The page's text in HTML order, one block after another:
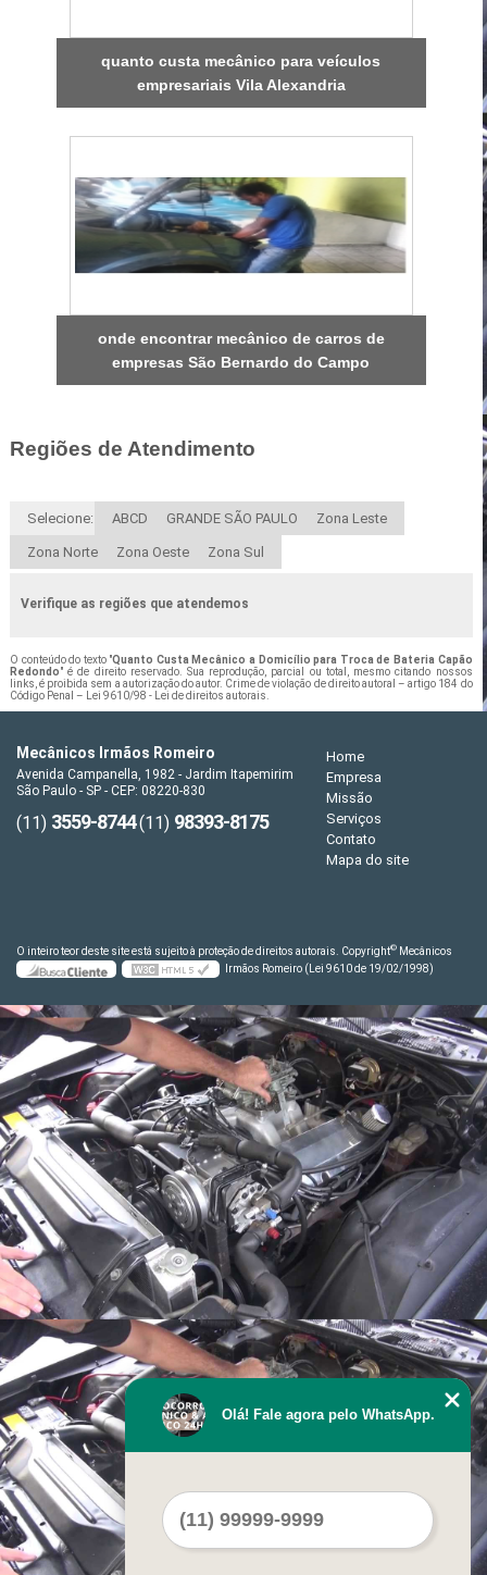
quanto custa mecânico para veículos
empresariais Vila Alexandria
onde encontrar mecânico de carros de
empresas São Bernardo do Campo
Regiões de Atendimento
Selecione: ABCD GRANDE SÃO PAULO Zona Leste
Zona Norte Zona Oeste Zona Sul
Verifique as regiões que atendemos
O conteúdo do texto "Quanto Custa Mecânico a Domicílio para Troca de Bateria Capão
Redondo" é de direito reservado. Sua reprodução, parcial ou total, mesmo citando nossos
links, é proibida sem a autorização do autor. Crime de violação de direito autoral – artigo 184 do
Código Penal – Lei 9610/98 - Lei de direitos autorais.
Mecânicos Irmãos Romeiro
Avenida Campanella, 1982 - Jardim Itapemirim
São Paulo - SP - CEP: 08220-830
(11) 3559-8744(11) 98393-8175
Home
Empresa
Missão
Serviços
Contato
Mapa do site
O inteiro teor deste site está sujeito à proteção de direitos autorais. Copyright© Mecânicos
Irmãos Romeiro (Lei 9610 de 19/02/1998)
Olá! Fale agora pelo WhatsApp.